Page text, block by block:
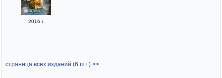
2016 г.
страница всех изданий (6 шт.) >>